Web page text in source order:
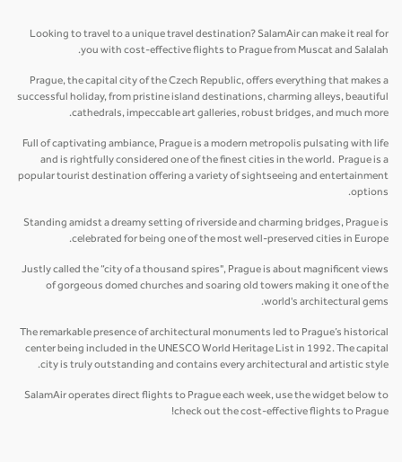
Looking to travel to a unique travel destination? SalamAir can make it real for
you with cost-effective flights to Prague from Muscat and Salalah.
Prague, the capital city of the Czech Republic, offers everything that makes a
successful holiday, from pristine island destinations, charming alleys, beautiful
cathedrals, impeccable art galleries, robust bridges, and much more.
Full of captivating ambiance, Prague is a modern metropolis pulsating with life
and is rightfully considered one of the finest cities in the world. Prague is a
popular tourist destination offering a variety of sightseeing and entertainment
options.
Standing amidst a dreamy setting of riverside and charming bridges, Prague is
celebrated for being one of the most well-preserved cities in Europe.
Justly called the “city of a thousand spires", Prague is about magnificent views
of gorgeous domed churches and soaring old towers making it one of the
world's architectural gems.
The remarkable presence of architectural monuments led to Prague’s historical
center being included in the UNESCO World Heritage List in 1992. The capital
city is truly outstanding and contains every architectural and artistic style.
SalamAir operates direct flights to Prague each week, use the widget below to
check out the cost-effective flights to Prague!